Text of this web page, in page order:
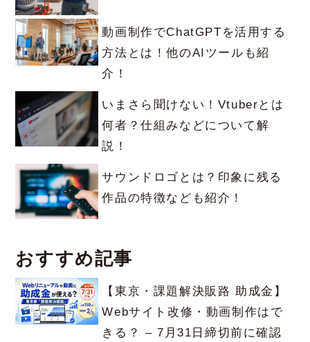
動画制作でChatGPTを活用する
方法とは！他のAIツールも紹
介！
いまさら聞けない！Vtuberとは
何者？仕組みなどについて解
説！
サウンドロゴとは？印象に残る
作品の特徴なども紹介！
おすすめ記事
【東京・課題解決販路 助成金】
Webサイト改修・動画制作はで
きる？ – 7月31日締切前に確認